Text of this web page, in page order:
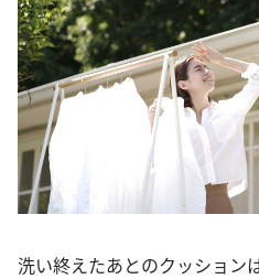
洗い終えたあとのクッション